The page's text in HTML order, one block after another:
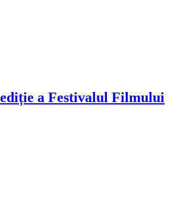
ediție a Festivalul Filmului